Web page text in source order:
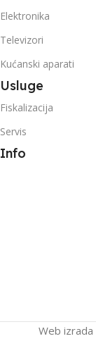
Elektronika
Televizori
Kućanski aparati
Usluge
Fiskalizacija
Servis
Info
Web izrada